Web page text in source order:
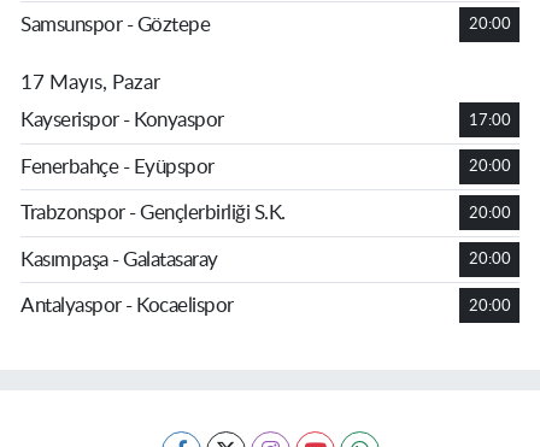
Samsunspor - Göztepe 20:00
17 Mayıs, Pazar
Kayserispor - Konyaspor
17:00
Fenerbahçe - Eyüpspor 20:00
Trabzonspor - Gençlerbirliği S.K. 20:00
Kasımpaşa - Galatasaray 20:00
Antalyaspor - Kocaelispor 20:00